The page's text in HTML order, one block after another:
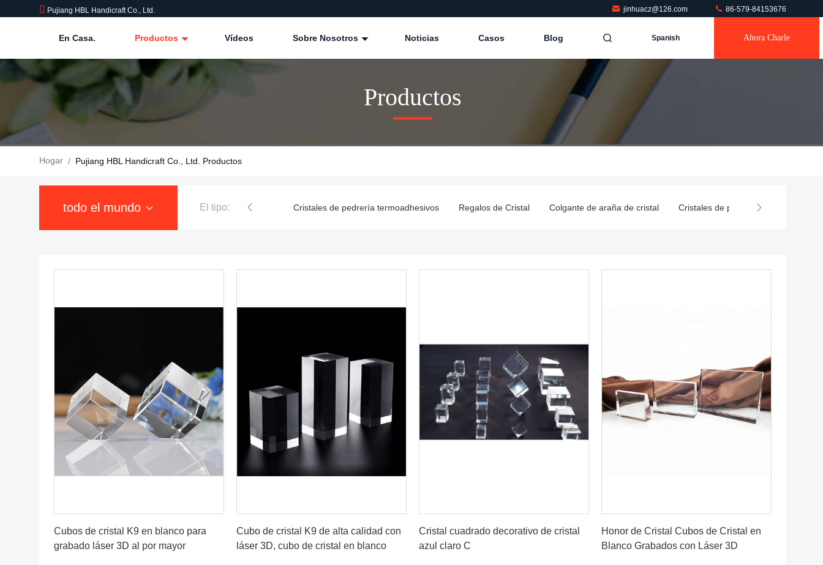
Pujiang HBL Handicraft Co., Ltd. jinhuacz@126.com 86-579-84153676
En Casa. Productos Vídeos Sobre Nosotros Noticias Casos Blog Spanish Ahora Charle
Productos
Hogar / Pujiang HBL Handicraft Co., Ltd. Productos
todo el mundo El tipo: Cristales de pedrería termoadhesivos Regalos de Cristal Colgante de araña de cristal Cristales de pedrería
Cubos de cristal K9 en blanco para
grabado láser 3D al por mayor
Cubo de cristal K9 de alta calidad con
láser 3D, cubo de cristal en blanco
Cristal cuadrado decorativo de cristal
azul claro C
Honor de Cristal Cubos de Cristal en
Blanco Grabados con Láser 3D